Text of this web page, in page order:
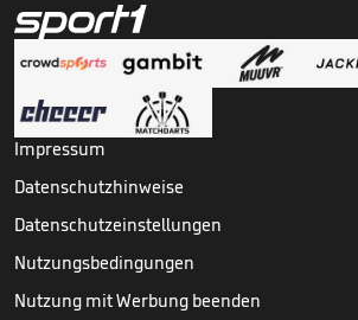
Impressum
Datenschutzhinweise
Datenschutzeinstellungen
Nutzungsbedingungen
Nutzung mit Werbung beenden